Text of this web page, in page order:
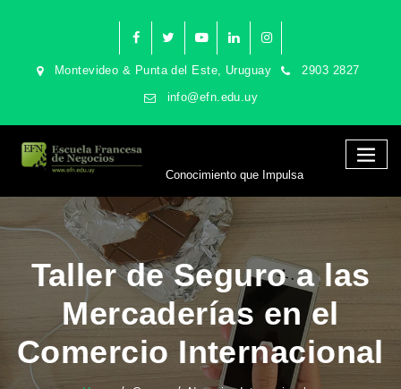
Montevideo & Punta del Este, Uruguay 2903 2827
info@efn.edu.uy
Conocimiento que Impulsa
Taller de Seguro a las
Mercaderías en el
Comercio Internacional